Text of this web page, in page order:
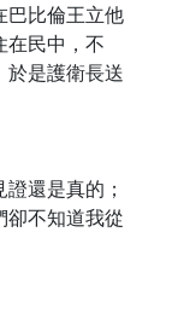
巴比倫王立他
在民中，不
於是護衛長送
還是真的；
卻不知道我從